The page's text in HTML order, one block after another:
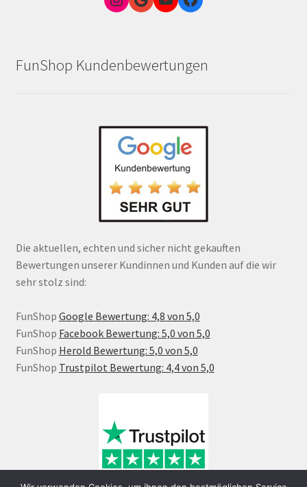
FunShop Kundenbewertungen
Die aktuellen, echten und sicher nicht gekauften
Bewertungen unserer Kundinnen und Kunden auf die wir
sehr stolz sind:
FunShop Google Bewertung: 4,8 von 5,0
FunShop Facebook Bewertung: 5,0 von 5,0
FunShop Herold Bewertung: 5,0 von 5,0
FunShop Trustpilot Bewertung: 4,4 von 5,0